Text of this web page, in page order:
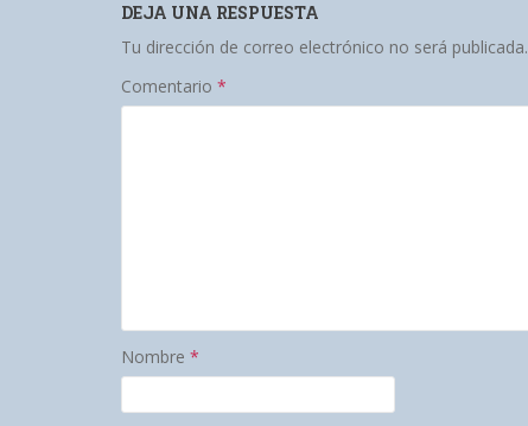
DEJA UNA RESPUESTA
Tu dirección de correo electrónico no será publicada.
Comentario *
Nombre *